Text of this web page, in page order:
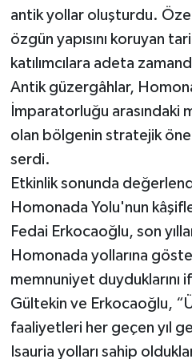
antik yollar oluşturdu.
özgün yapısını koruyan
katılımcılara adeta
Antik güzergâhlar,
İmparatorluğu arasındaki
olan bölgenin stratejik
serdi.
Etkinlik sonunda
Homonada Yolu'nun
Fedai Erkocaoğlu, son
Homonada yollarına
memnuniyet duyduklarını
Gültekin ve Erkocaoğlu,
faaliyetleri her geçen yıl
Isauria yolları sahip